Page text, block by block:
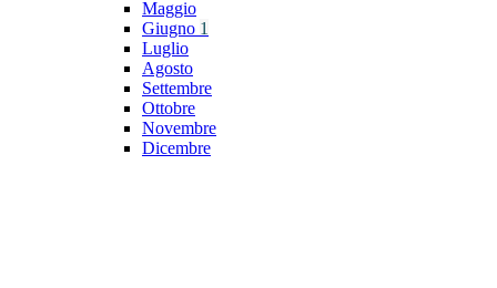
Maggio
Giugno 1
Luglio
Agosto
Settembre
Ottobre
Novembre
Dicembre